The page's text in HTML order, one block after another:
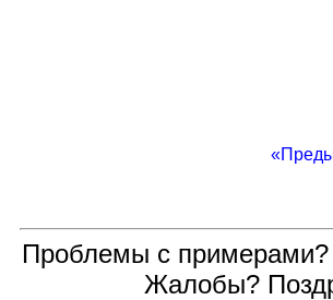
Проблемы с
Жалобы?